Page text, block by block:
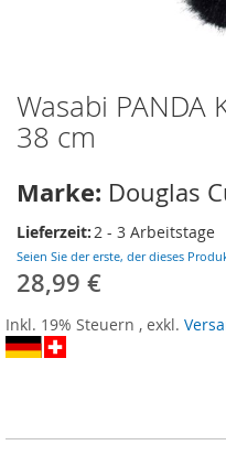
Zum
Anfang
der
springen
Wasabi PANDA
38 cm
Marke: Douglas
Lieferzeit:2 - 3 Arbeitstage
Seien Sie der erste, der dieses
28,99 €
Inkl. 19% Steuern , exkl.